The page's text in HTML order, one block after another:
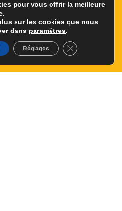
de vos exigences.
02 32 44 12 64
pour vous offrir la meilleure
sur les cookies que nous
dans paramètres.
Réglages Fermer la